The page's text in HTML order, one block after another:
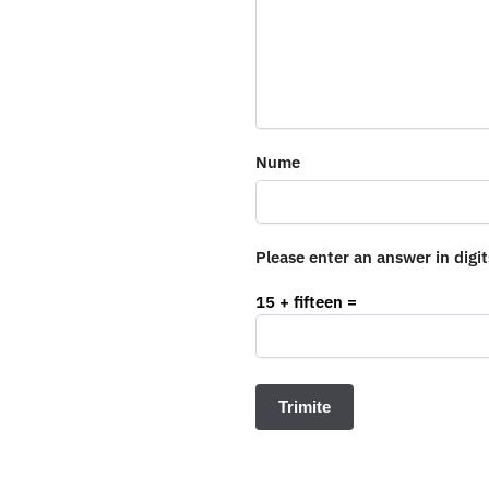
Nume
Please enter an answer in
15 + fifteen =